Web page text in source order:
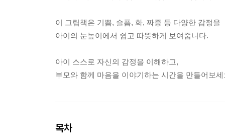
이 그림책은 기쁨, 슬픔, 화, 짜증 등 다양한 감정을
아이의 눈높이에서 쉽고 따뜻하게 보여줍니다.
아이 스스로 자신의 감정을 이해하고,
부모와 함께 마음을 이야기하는 시간을 만들어보세
목차